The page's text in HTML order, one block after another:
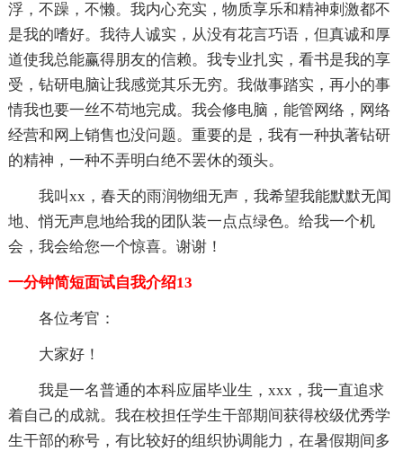
浮，不躁，不懒。我内心充实，物质享乐和精神刺激都不
是我的嗜好。我待人诚实，从没有花言巧语，但真诚和厚
道使我总能赢得朋友的信赖。我专业扎实，看书是我的享
受，钻研电脑让我感觉其乐无穷。我做事踏实，再小的事
情我也要一丝不苟地完成。我会修电脑，能管网络，网络
经营和网上销售也没问题。重要的是，我有一种执著钻研
的精神，一种不弄明白绝不罢休的颈头。
我叫xx，春天的雨润物细无声，我希望我能默默无闻
地、悄无声息地给我的团队装一点点绿色。给我一个机
会，我会给您一个惊喜。谢谢！
一分钟简短面试自我介绍13
各位考官：
大家好！
我是一名普通的本科应届毕业生，xxx，我一直追求
着自己的成就。我在校担任学生干部期间获得校级优秀学
生干部的称号，有比较好的组织协调能力，在暑假期间多